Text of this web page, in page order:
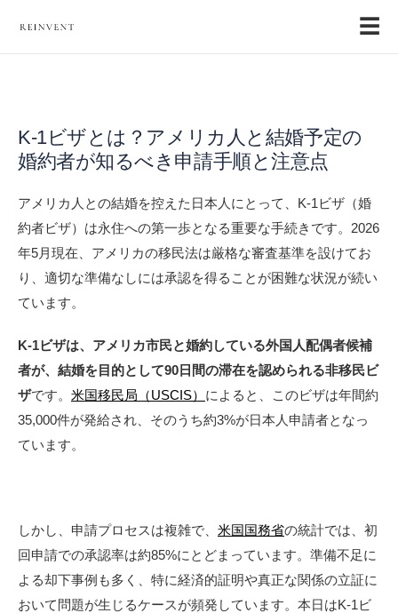
☰
K-1ビザとは？アメリカ人と結婚予定の
婚約者が知るべき申請手順と注意点
アメリカ人との結婚を控えた日本人にとって、K-1ビザ（婚
約者ビザ）は永住への第一歩となる重要な手続きです。2026
年5月現在、アメリカの移民法は厳格な審査基準を設けてお
り、適切な準備なしには承認を得ることが困難な状況が続い
ています。
K-1ビザは、アメリカ市民と婚約している外国人配偶者候補
者が、結婚を目的として90日間の滞在を認められる非移民ビ
ザです。 米国移民局（USCIS） によると、このビザは年間約
35,000件が発給され、そのうち約3%が日本人申請者となっ
ています。
しかし、申請プロセスは複雑で、 米国国務省の統計では、初
回申請での承認率は約85%にとどまっています。準備不足に
よる却下事例も多く、特に経済的証明や真正な関係の立証に
おいて問題が生じるケースが頻発しています。本日はK-1ビ